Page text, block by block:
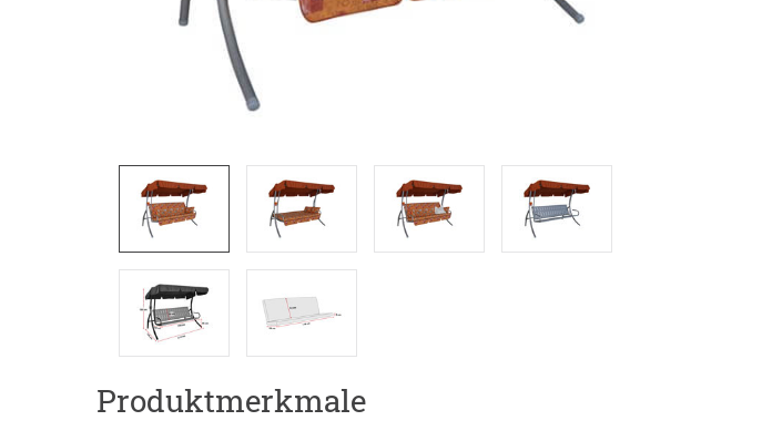
Produktmerkmale